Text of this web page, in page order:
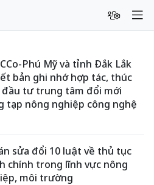
Phú Mỹ và tỉnh Đắk Lắk
bản ghi nhớ hợp tác, thúc
đầu tư trung tâm đổi mới
tạp nông nghiệp công nghệ
sửa đổi 10 luật về thủ tục
chính trong lĩnh vực nông
môi trường